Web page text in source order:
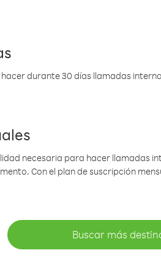
durante 30 días llamadas
necesaria para hacer llamadas
Con el plan de suscripción
Buscar más